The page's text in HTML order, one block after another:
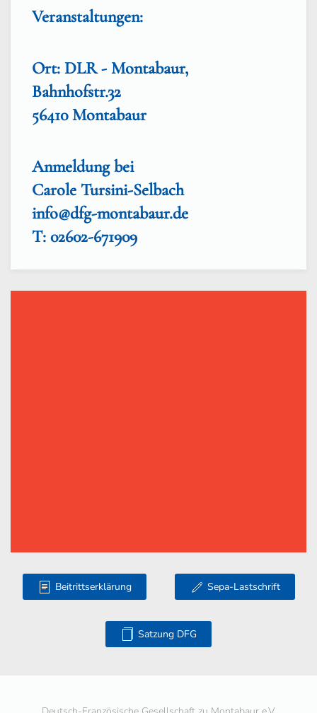
Veranstaltungen:
Ort: DLR - Montabaur,
Bahnhofstr.32
56410 Montabaur
Anmeldung bei
Carole Tursini-Selbach
info@dfg-montabaur.de
T: 02602-671909
Beitrittserklärung Sepa-Lastschrift
Satzung DFG